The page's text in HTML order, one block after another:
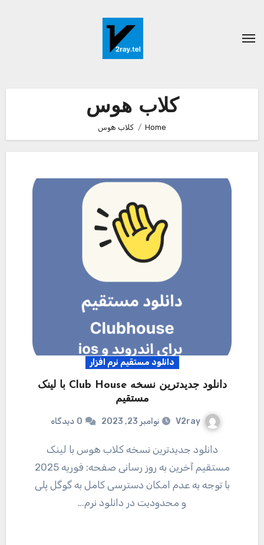
content
کلاب هوس
Home کلاب هوس
دانلود مستقیم نرم افزار
دانلود جدیدترین نسخه Club House با لینک
مستقیم
V2ray نوامبر 23, 2023 0 دیدگاه
دانلود جدیدترین نسخه کلاب هوس با لینک
مستقیم آخرین به روز رسانی صفحه: فوریه 2025
با توجه به عدم امکان دسترسی کامل به گوگل پلی
و محدودیت در دانلود نرم…